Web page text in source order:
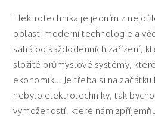
Elektrotechnika je jedním z
oblasti moderní technologie a
sahá od každodenních zařízení,
složité průmyslové systémy,
ekonomiku. Je třeba si na
nebylo elektrotechniky, tak
vymožeností, které nám